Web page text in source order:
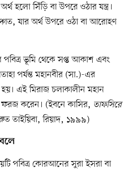
হলো সিঁড়ি বা উপরে ওঠার যন্ত্র।
যার অর্থ উপরে ওঠা বা আরোহণ
পবিত্র ভূমি থেকে সপ্ত আকাশ এবং
পর্যন্ত মহানবীর (সা.)-এর
হয়। এই মিরাজ চলাকালীন মহান
ফরজ করেন। (ইবনে কাসির, তাফসিরে
তাইয়িবা, রিয়াদ, ১৯৯৯)
পবিত্র কোরআনের সুরা ইসরা বা